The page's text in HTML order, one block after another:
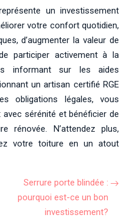
un investissement
votre confort quotidien,
d’augmenter la valeur de
participer activement à la
informant sur les aides
un artisan certifié RGE
obligations légales, vous
sérénité et bénéficier de
rénovée. N’attendez plus,
votre toiture en un atout
Serrure porte blindée :
pourquoi est-ce un bon
investissement?